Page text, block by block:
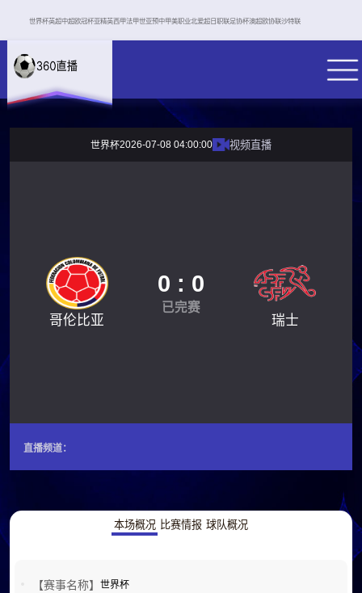
世界杯英超中超欧冠杯亚精英西甲法甲世亚预中甲美职业北爱超日职联足协杯澳超欧协联沙特联
世界杯2026-07-08 04:00:00 视频直播
哥伦比亚
0 : 0
已完赛
瑞士
直播频道：
本场概况 比赛情报 球队概况
【赛事名称】 世界杯